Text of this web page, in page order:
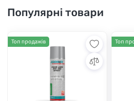
Популярні товари
Топ продажів Топ